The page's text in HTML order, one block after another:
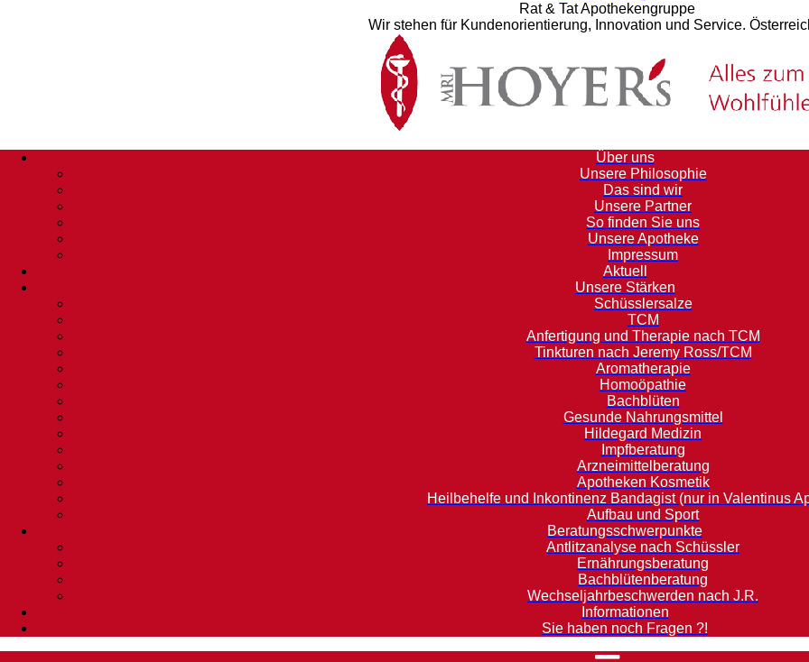
Rat & Tat Apothekengruppe
Wir stehen für Kundenorientierung, Innovation und Service.
Über uns
Unsere Philosophie
Das sind wir
Unsere Partner
So finden Sie uns
Unsere Apotheke
Impressum
Aktuell
Unsere Stärken
Schüsslersalze
TCM
Anfertigung und Therapie nach TCM
Tinkturen nach Jeremy Ross/TCM
Aromatherapie
Homoöpathie
Bachblüten
Gesunde Nahrungsmittel
Hildegard Medizin
Impfberatung
Arzneimittelberatung
Apotheken Kosmetik
Heilbehelfe und Inkontinenz Bandagist (nur in Valentinus
Aufbau und Sport
Beratungsschwerpunkte
Antlitzanalyse nach Schüssler
Ernährungsberatung
Bachblütenberatung
Wechseljahrbeschwerden nach J.R.
Informationen
Sie haben noch Fragen ?!